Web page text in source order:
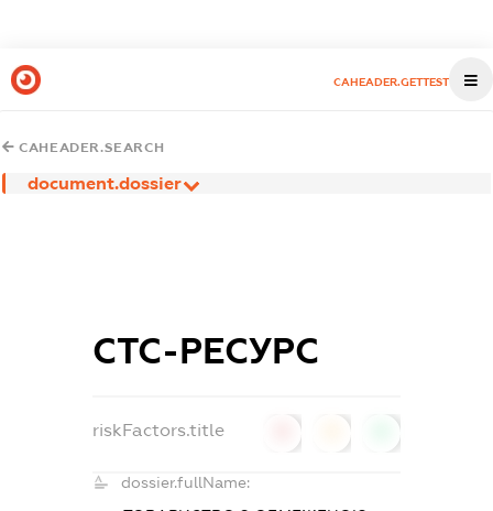
CAHEADER.GETTEST
CAHEADER.SEARCH
document.dossier
СТС-РЕСУРС
riskFactors.title
dossier.fullName: